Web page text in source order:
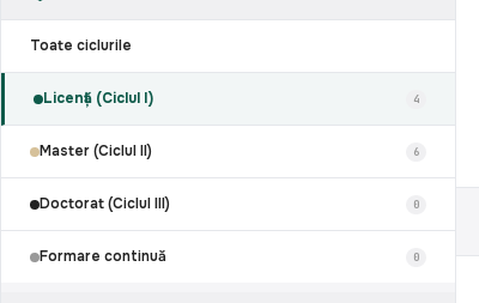
Toate ciclurile
Licență (Ciclul I) 4
Master (Ciclul II) 6
Doctorat (Ciclul III) 0
Formare continuă 0